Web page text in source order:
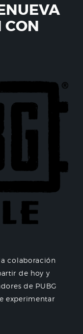
CON
colaboración
de hoy y
de PUBG
experimentar